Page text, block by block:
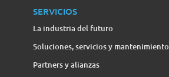
SERVICIOS
La industria del futuro
Soluciones, servicios y mantenimiento
Partners y alianzas